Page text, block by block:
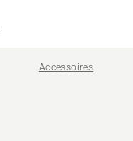
Accessoires